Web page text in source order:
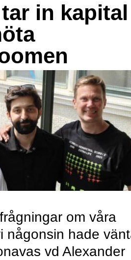
in kapital
om våra
någonsin hade
vd Alexander